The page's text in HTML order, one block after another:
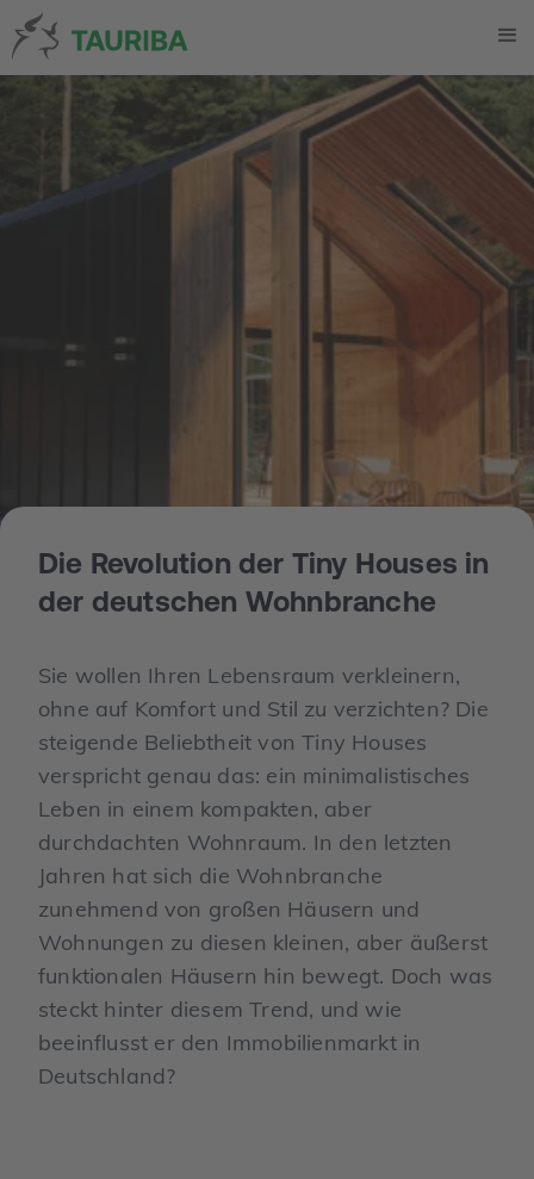
Die Revolution der Tiny Houses in
der deutschen Wohnbranche
Sie wollen Ihren Lebensraum verkleinern,
ohne auf Komfort und Stil zu verzichten? Die
steigende Beliebtheit von Tiny Houses
verspricht genau das: ein minimalistisches
Leben in einem kompakten, aber
durchdachten Wohnraum. In den letzten
Jahren hat sich die Wohnbranche
zunehmend von großen Häusern und
Wohnungen zu diesen kleinen, aber äußerst
funktionalen Häusern hin bewegt. Doch was
steckt hinter diesem Trend, und wie
beeinflusst er den Immobilienmarkt in
Deutschland?